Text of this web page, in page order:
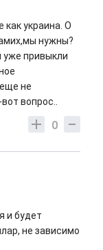
украина. О
нужны?
уже привыкли
не
вопрос..
0
и будет
не зависимо